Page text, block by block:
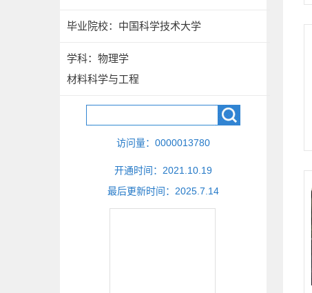
毕业院校：中国科学技术大学
学科：物理学
材料科学与工程
访问量： 0000013780
开通时间： 2021 10 19
最后更新时间： 2025 7 14